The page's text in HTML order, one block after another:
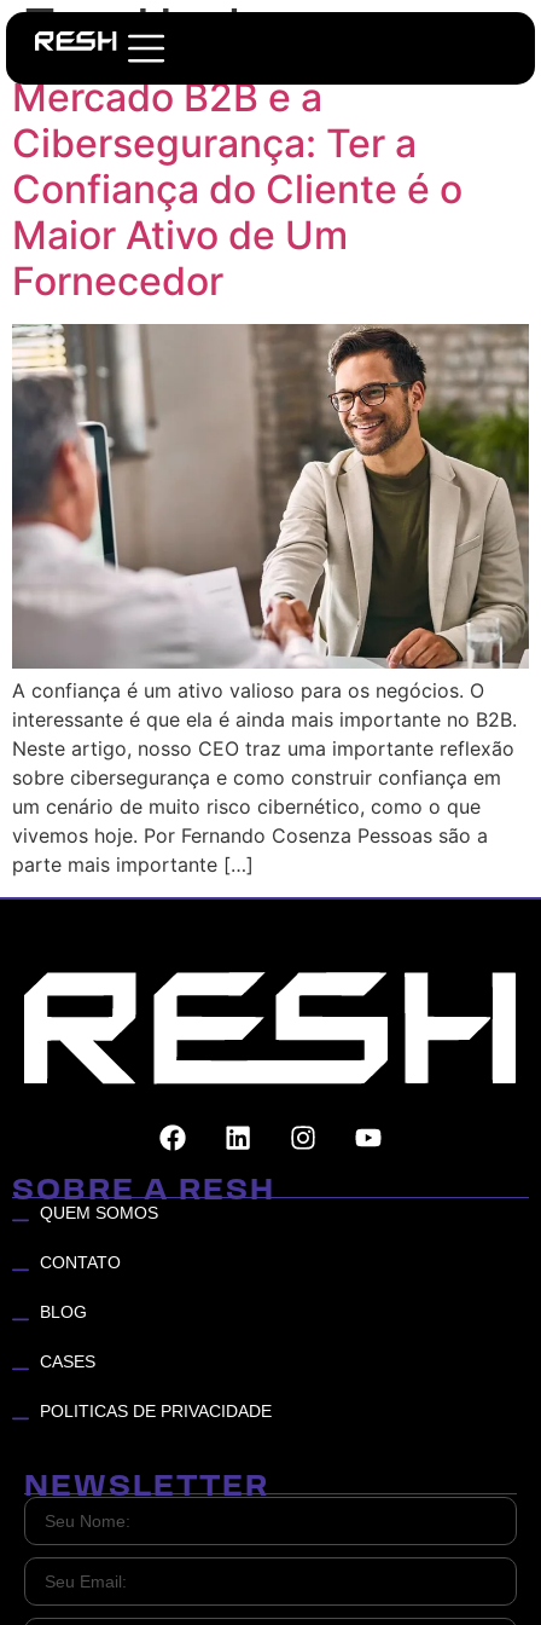
Tag:Hackers
Mercado B2B e a
Cibersegurança: Ter a
Confiança do Cliente é o
Maior Ativo de Um
Fornecedor
A confiança é um ativo valioso para os negócios. O
interessante é que ela é ainda mais importante no B2B.
Neste artigo, nosso CEO traz uma importante reflexão
sobre cibersegurança e como construir confiança em
um cenário de muito risco cibernético, como o que
vivemos hoje. Por Fernando Cosenza Pessoas são a
parte mais importante […]
SOBRE A RESH
QUEM SOMOS
CONTATO
BLOG
CASES
POLITICAS DE PRIVACIDADE
NEWSLETTER